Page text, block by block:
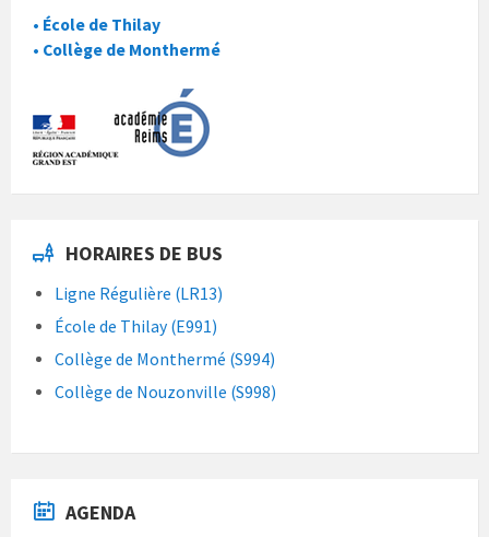
• École de Thilay
• Collège de Monthermé
HORAIRES DE BUS
Ligne Régulière (LR13)
École de Thilay (E991)
Collège de Monthermé (S994)
Collège de Nouzonville (S998)
AGENDA